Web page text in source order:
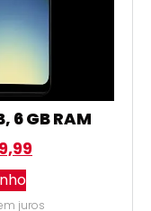
6 GB RAM
juros